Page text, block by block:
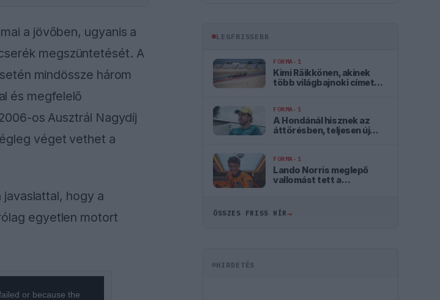
a jövőben, ugyanis a
megszüntetését. A
mindössze három
és megfelelő
os Ausztrál Nagydíj
véget vethet a
javaslattal, hogy a
egyetlen motort
or because the
LEGFRISSEBB
FORMA-1
Kimi Räikkönen, akinek
több világbajnoki címet
FORMA-1
A Hondánál hisznek az
áttörésben, teljesen új
Aston Martinnal
FORMA-1
Lando Norris meglepő
vallomást tett a
ÖSSZES FRISS HÍR→
HIRDETÉS